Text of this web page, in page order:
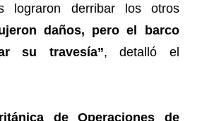
lograron derribar los otros
daños, pero el barco
su travesía”, detalló el
de Operaciones de